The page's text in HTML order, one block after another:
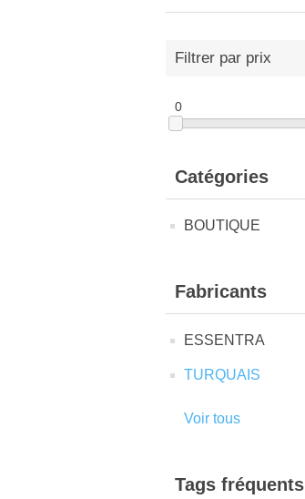
Filtrer par prix
0
Catégories
BOUTIQUE
Fabricants
ESSENTRA
TURQUAIS
Voir tous
Tags fréquents